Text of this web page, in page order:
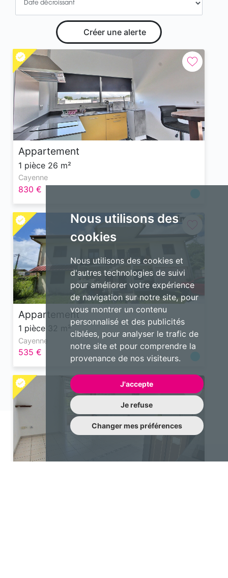
Nous utilisons des
cookies
Nous utilisons des cookies et
d'autres technologies de suivi
pour améliorer votre expérience
de navigation sur notre site, pour
vous montrer un contenu
personnalisé et des publicités
ciblées, pour analyser le trafic de
notre site et pour comprendre la
provenance de nos visiteurs.
J'accepte
Je refuse
Changer mes préférences
Créer une alerte
Appartement
1 pièce 26 m²
Cayenne
830 €
Appartement
1 pièce 32 m²
Cayenne
535 €